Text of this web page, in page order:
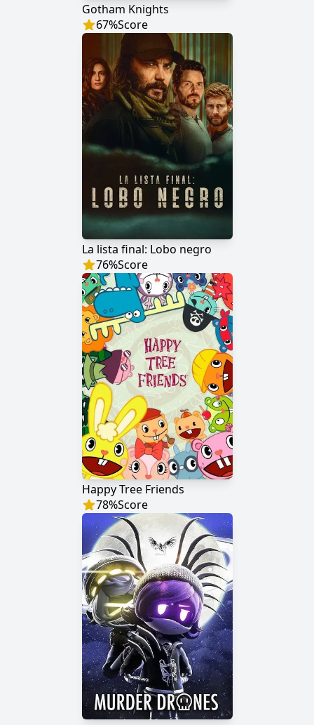
Gotham Knights
67%Score
La lista final: Lobo negro
76%Score
Happy Tree Friends
78%Score